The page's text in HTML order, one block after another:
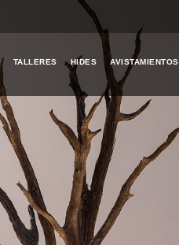
TALLERES HIDES AVISTAMIENTOS